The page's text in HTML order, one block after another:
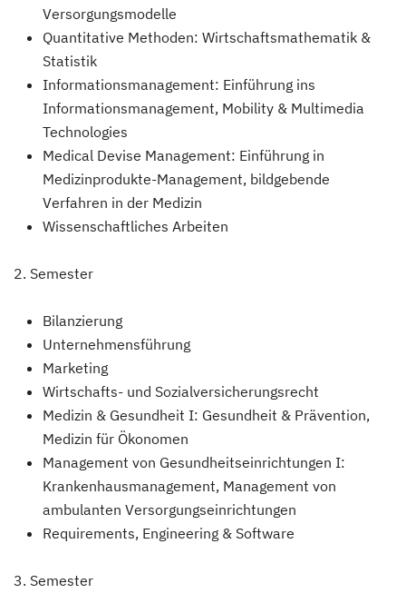
Versorgungsmodelle
Quantitative Methoden: Wirtschaftsmathematik &
Statistik
Informationsmanagement: Einführung ins
Informationsmanagement, Mobility & Multimedia
Technologies
Medical Devise Management: Einführung in
Medizinprodukte-Management, bildgebende
Verfahren in der Medizin
Wissenschaftliches Arbeiten
2. Semester
Bilanzierung
Unternehmensführung
Marketing
Wirtschafts- und Sozialversicherungsrecht
Medizin & Gesundheit I: Gesundheit & Prävention,
Medizin für Ökonomen
Management von Gesundheitseinrichtungen I:
Krankenhausmanagement, Management von
ambulanten Versorgungseinrichtungen
Requirements, Engineering & Software
3. Semester